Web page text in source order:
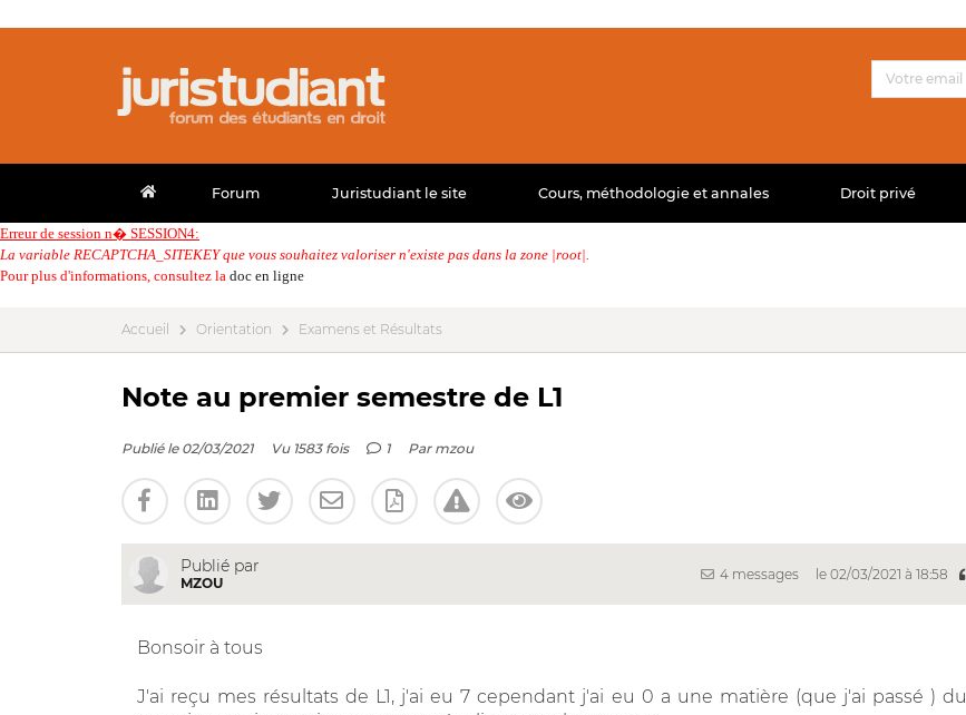
Forum Juristudiant le site Cours, méthodologie et annales Droit privé
Erreur de session n� SESSION4:
La variable RECAPTCHA_SITEKEY que vous souhaitez valoriser n'existe pas dans la zone |root|.
Pour plus d'informations, consultez la doc en ligne
Accueil Orientation Examens et Résultats
Note au premier semestre de L1
Publié le 02/03/2021 Vu 1583 fois 1 Par mzou
Publié par
MZOU
4 messages le 02/03/2021 à 18:58
Bonsoir à tous
J'ai reçu mes résultats de L1, j'ai eu 7 cependant j'ai eu 0 a une matière (que j'ai passé ) du